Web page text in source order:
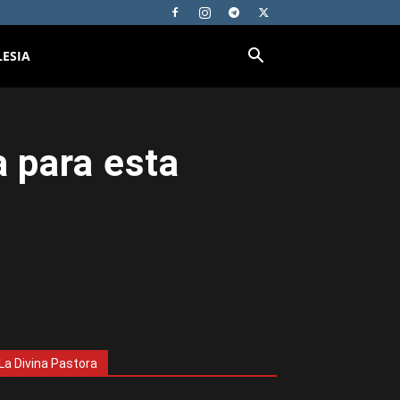
para esta
La Divina Pastora